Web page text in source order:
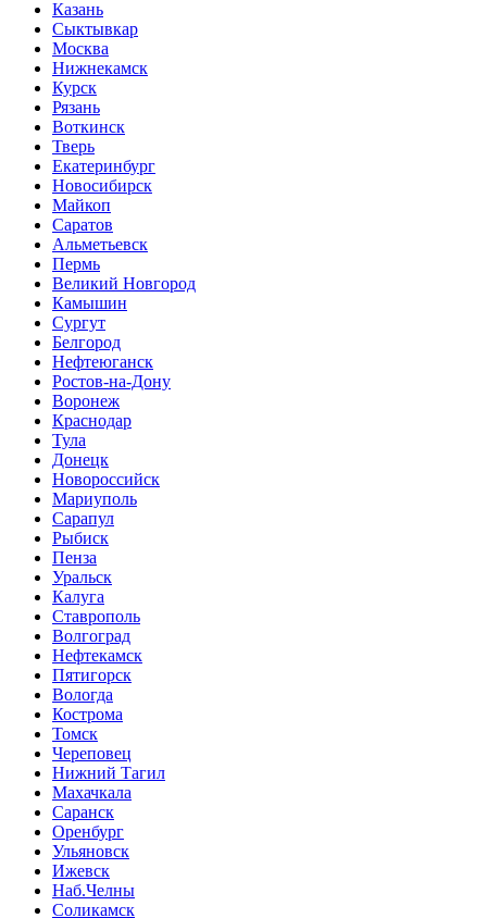
Казань
Сыктывкар
Москва
Нижнекамск
Курск
Рязань
Воткинск
Тверь
Екатеринбург
Новосибирск
Майкоп
Саратов
Альметьевск
Пермь
Великий Новгород
Камышин
Сургут
Белгород
Нефтеюганск
Ростов-на-Дону
Воронеж
Краснодар
Тула
Донецк
Новороссийск
Мариуполь
Сарапул
Рыбиск
Пенза
Уральск
Калуга
Ставрополь
Волгоград
Нефтекамск
Пятигорск
Вологда
Кострома
Томск
Череповец
Нижний Тагил
Махачкала
Саранск
Оренбург
Ульяновск
Ижевск
Наб.Челны
Соликамск